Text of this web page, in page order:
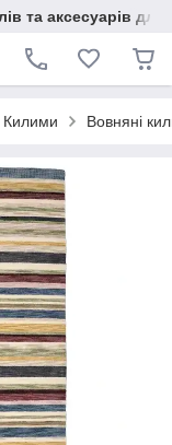
та аксесуарів для
Килими Вовняні